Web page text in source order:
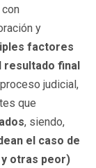
y
factores
resultado final
judicial,
que
, siendo,
el caso de
otras peor)